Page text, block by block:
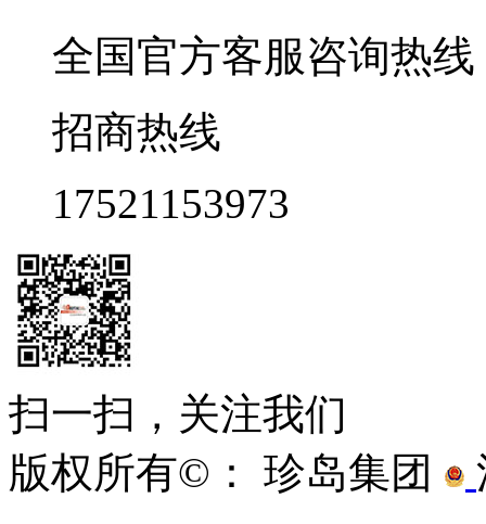
全国官方客服咨询热线
招商热线
17521153973
扫一扫，关注我们
版权所有©： 珍岛集团